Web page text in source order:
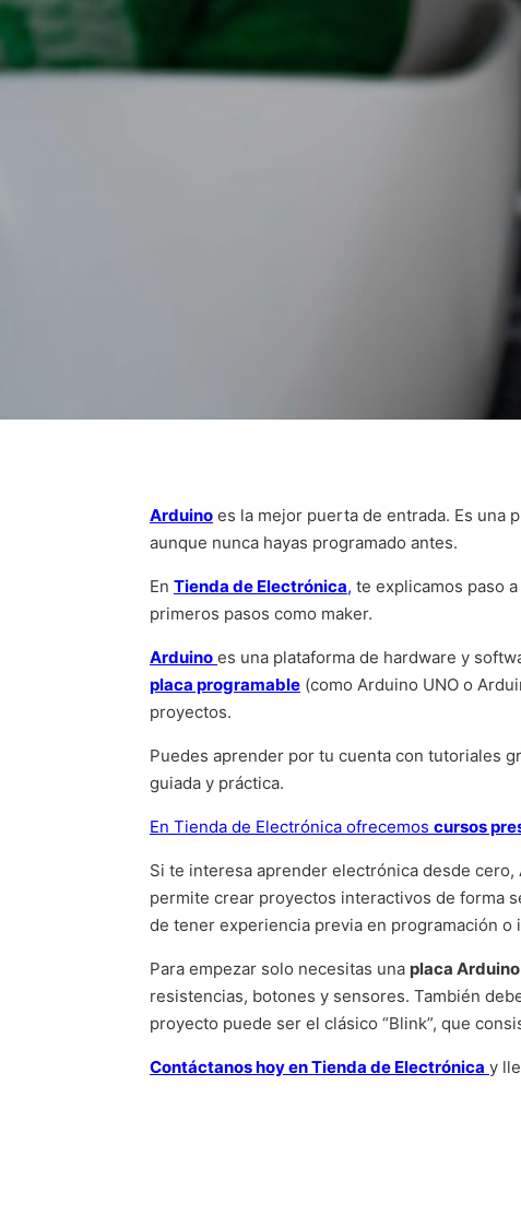
Arduino es la mejor puerta de entrada. Es una
aunque nunca hayas programado antes.
En Tienda de Electrónica, te explicamos paso a
primeros pasos como maker.
Arduino es una plataforma de hardware y
placa programable (como Arduino UNO o
proyectos.
Puedes aprender por tu cuenta con tutoriales
guiada y práctica.
En Tienda de Electrónica ofrecemos cursos
Si te interesa aprender electrónica desde
permite crear proyectos interactivos de forma
de tener experiencia previa en programación o
Para empezar solo necesitas una placa Arduino
resistencias, botones y sensores. También
proyecto puede ser el clásico “Blink”, que
Contáctanos hoy en Tienda de Electrónica y